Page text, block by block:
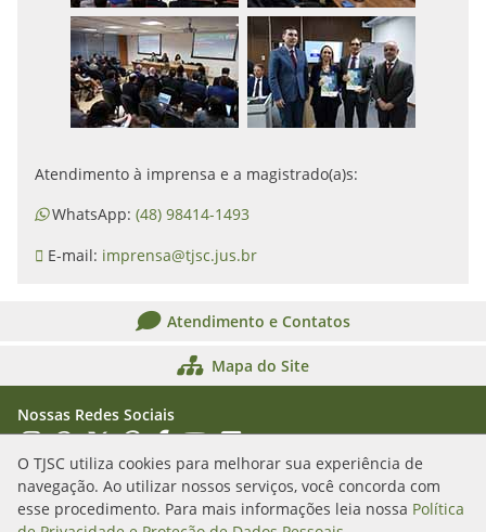
O TJSC utiliza cookies para melhorar sua experiência de
navegação. Ao utilizar nossos serviços, você concorda com
esse procedimento. Para mais informações leia nossa Política
Atendimento à imprensa e a magistrado(a)s:
WhatsApp: (48) 98414-1493
E-mail: imprensa@tjsc.jus.br
Atendimento e Contatos
Mapa do Site
Nossas Redes Sociais
Acessar Instagram
Acessar WhatsApp
Acessar XAcessar Threads
Acessar Facebook
Acessar YouTube
Acessar Flickr
Acessar SoundCloud
Rua Álvaro Millen da Silveira, n. 208
Florianópolis/SC - CEP: 88020-901